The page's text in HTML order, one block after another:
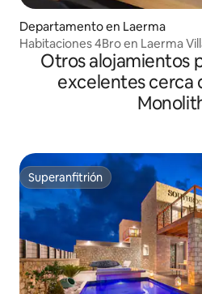
Departamento en Laerma
Habitaciones 4Bro en Laerma
Otros alojamientos
excelentes cerca
Superanfitrión
Superanfitrión